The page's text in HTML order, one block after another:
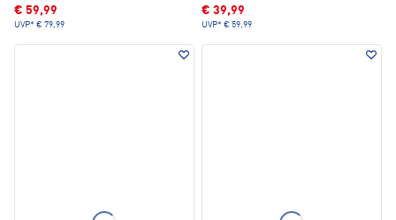
€ 59,99
UVP* € 79,99
€ 39,99
UVP* € 59,99